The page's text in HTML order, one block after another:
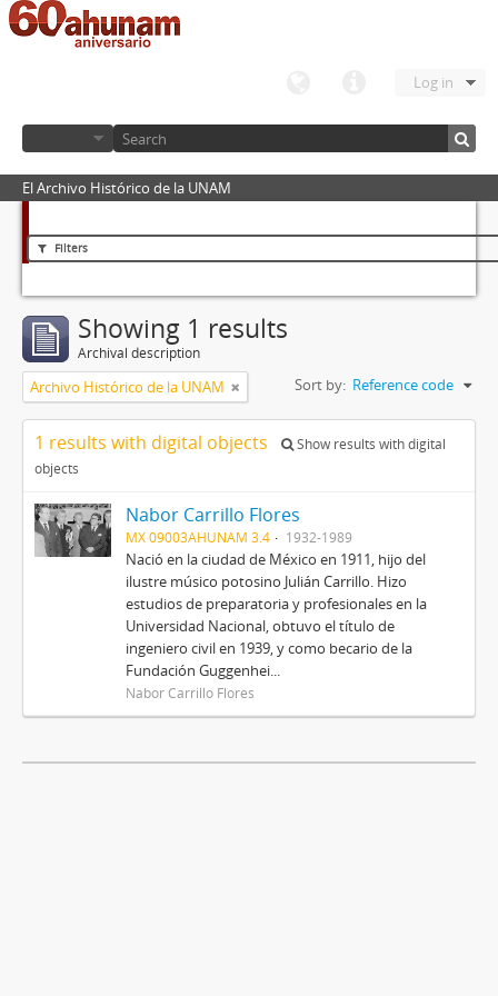
Log in
El Archivo Histórico de la UNAM
Filters
Showing 1 results
Archival description
Archivo Histórico de la UNAM Sort by: Reference code
1 results with digital objects
Show results with digital
objects
Nabor Carrillo Flores
MX 09003AHUNAM 3.4 1932-1989
Nació en la ciudad de México en 1911, hijo del
ilustre músico potosino Julián Carrillo. Hizo
estudios de preparatoria y profesionales en la
Universidad Nacional, obtuvo el título de
ingeniero civil en 1939, y como becario de la
Fundación Guggenhei...
Nabor Carrillo Flores